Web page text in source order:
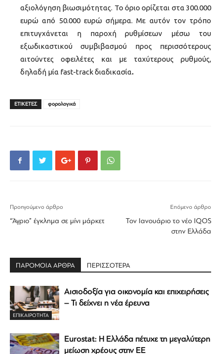
αξιολόγηση βιωσιμότητας. Το όριο ορίζεται στα 300.000
ευρώ από 50.000 ευρώ σήμερα. Με αυτόν τον τρόπο
επιτυγχάνεται η παροχή ρυθμίσεων μέσω του
εξωδικαστικού συμβιβασμού προς περισσότερους
αιτούντες οφειλέτες και με ταχύτερους ρυθμούς,
δηλαδή μία fast-track διαδικασία.
ΕΤΙΚΕΤΕΣ φορολογικά
Προηγούμενο άρθρο
“Άγριο” έγκλημα σε μίνι μάρκετ
Επόμενο άρθρο
Τον Ιανουάριο το νέο IQOS
στην Ελλάδα
ΠΑΡΟΜΟΙΑ ΑΡΘΡΑ ΠΕΡΙΣΣΟΤΕΡΑ
ΕΠΙΚΑΙΡΟΤΗΤΑ
Αισιοδοξία για οικονομία και επιχειρήσεις
– Τι δείχνει η νέα έρευνα
Eurostat: Η Ελλάδα πέτυχε τη μεγαλύτερη
μείωση χρέους στην ΕΕ